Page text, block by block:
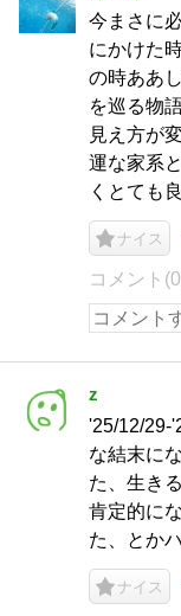
今まさに
にかけた
の時ああ
を巡る物
見え方が
運な家系
くとても
ナイス
コメント
z
'25/12/29-
な結末に
た、生き
肯定的に
た、とか
ナイス